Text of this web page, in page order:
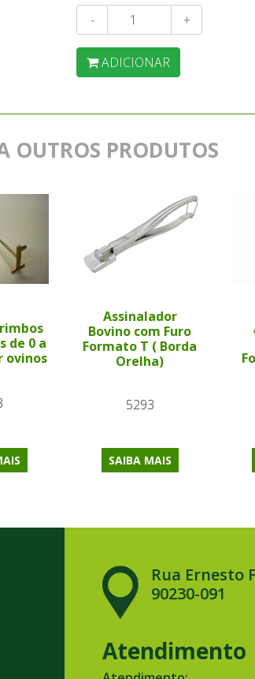
- +
ADICIONAR
OUTROS PRODUTOS
de 0 a
ovinos
Assinalador
Bovino com Furo
Formato T ( Borda
Orelha)
5293
SAIBA MAIS
Rua Ernesto
90230-091
Atendimento